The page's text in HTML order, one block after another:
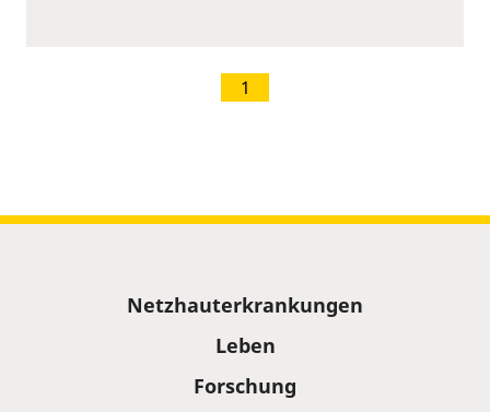
1
Netzhauterkrankungen
Leben
Forschung